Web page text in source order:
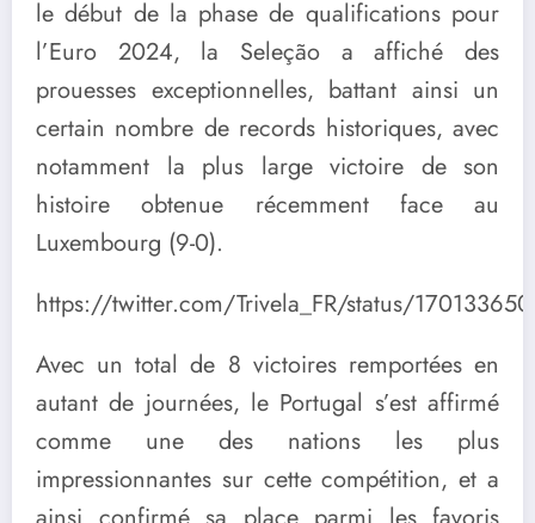
le début de la phase de qualifications pour
l’Euro 2024, la Seleção a affiché des
prouesses exceptionnelles, battant ainsi un
certain nombre de records historiques, avec
notamment la plus large victoire de son
histoire obtenue récemment face au
Luxembourg (9-0).
https://twitter.com/Trivela_FR/status/
Avec un total de 8 victoires remportées en
autant de journées, le Portugal s’est affirmé
comme une des nations les plus
impressionnantes sur cette compétition, et a